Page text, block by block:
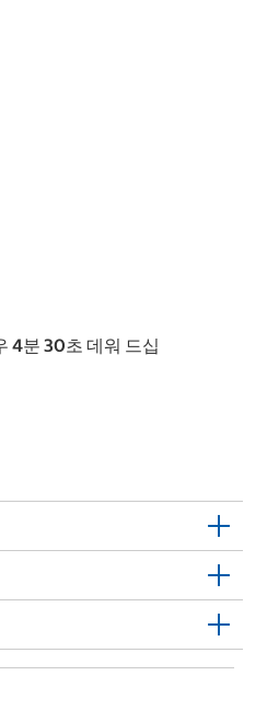
4분 30초 데워 드십